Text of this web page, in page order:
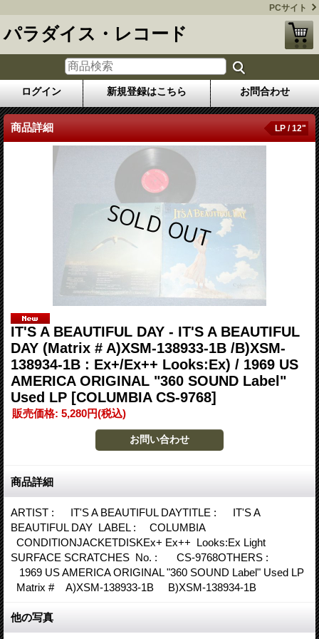
PCサイト
パラダイス・レコード
ログイン 新規登録はこちら お問合わせ
商品詳細 LP / 12"
IT'S A BEAUTIFUL DAY - IT'S A BEAUTIFUL
DAY (Matrix # A)XSM-138933-1B /B)XSM-
138934-1B : Ex+/Ex++ Looks:Ex) / 1969 US
AMERICA ORIGINAL "360 SOUND Label"
Used LP [COLUMBIA CS-9768]
販売価格: 5,280円(税込)
商品詳細
ARTIST : IT'S A BEAUTIFUL DAYTITLE : IT'S A
BEAUTIFUL DAY LABEL : COLUMBIA
CONDITIONJACKETDISKEx+ Ex++ Looks:Ex Light
SURFACE SCRATCHES No. : CS-9768OTHERS :
1969 US AMERICA ORIGINAL "360 SOUND Label" Used LP
Matrix # A)XSM-138933-1B B)XSM-138934-1B
他の写真